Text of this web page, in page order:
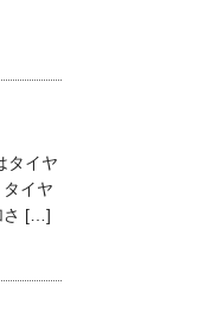
タイヤ
イヤ
さ […]